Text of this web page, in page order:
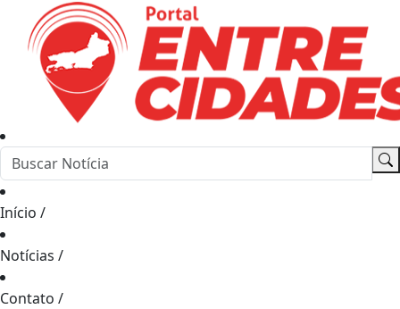
Início /
Notícias /
Contato /